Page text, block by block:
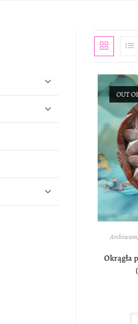
OUT
Archiwum
Okrągła